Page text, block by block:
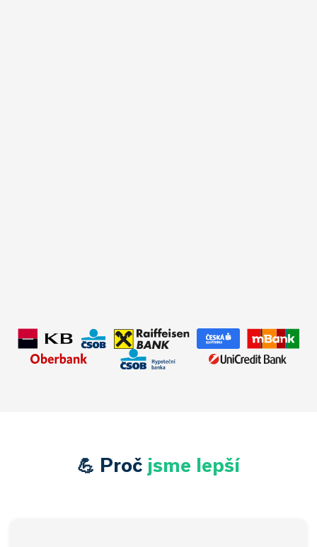
✅Úrok:
od 4,69 %
✅Hodnota nemovitosti:3 800 000 Kč
✅Doba splácení:
30 let
💪 Proč jsme lepší